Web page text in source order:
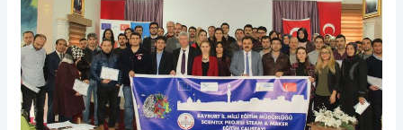
Eğitimi
Çalıştayı,
Bayburt